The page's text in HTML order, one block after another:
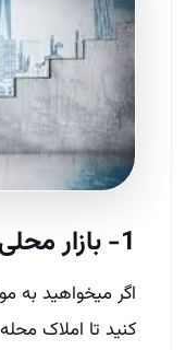
1- بازار محلی خودتان را بشناسید
اگر میخواهید به
کنید تا املاک